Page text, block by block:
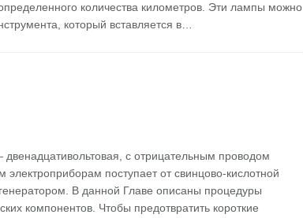
количества километров. Эти лампы можно
который вставляется в…
с отрицательным проводом
поступает от свинцово-кислотной
В данной Главе описаны процедуры
компонентов. Чтобы предотвратить короткие